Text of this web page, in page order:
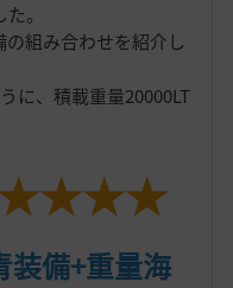
り
。
組み合わせを紹介し
に、積載重量20000LT
備+重量海